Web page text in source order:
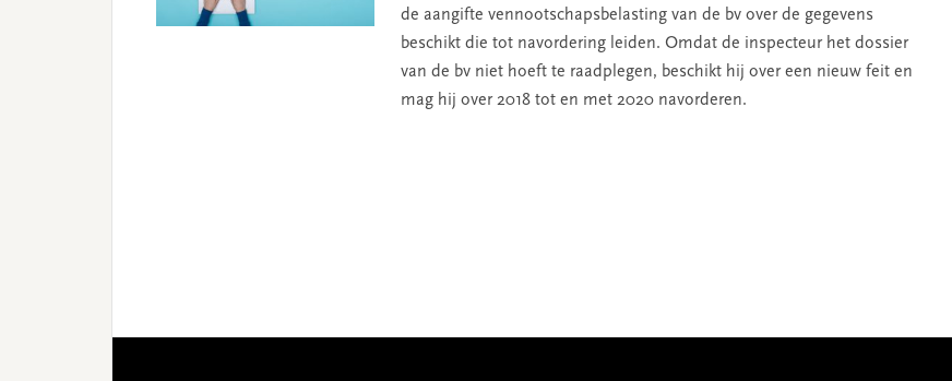
de aangifte vennootschapsbelasting van de bv over de gegevens
beschikt die tot navordering leiden. Omdat de inspecteur het dossier
van de bv niet hoeft te raadplegen, beschikt hij over een nieuw feit en
mag hij over 2018 tot en met 2020 navorderen.